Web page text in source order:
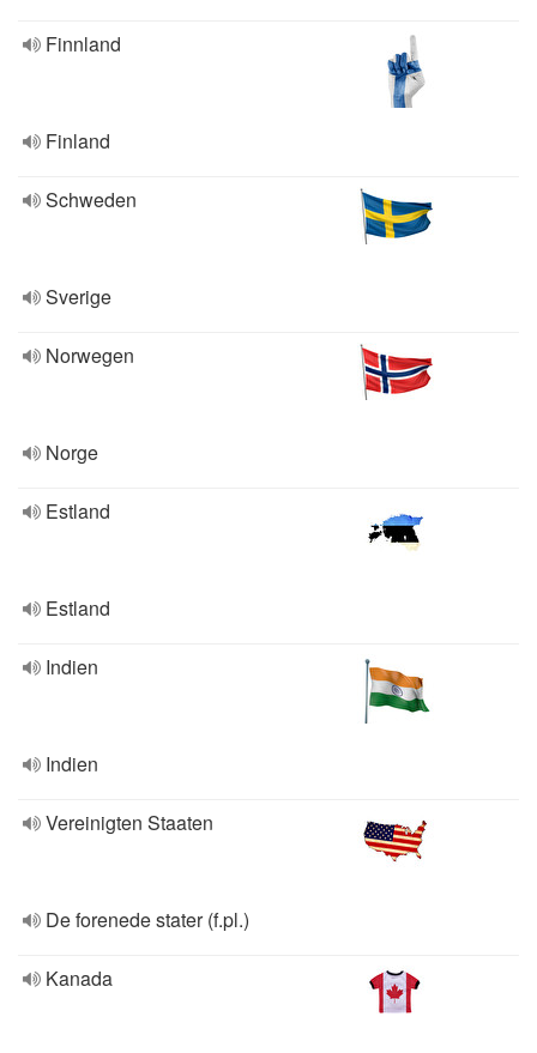
Finnland
Finland
Schweden
Sverige
Norwegen
Norge
Estland
Estland
Indien
Indien
Vereinigten Staaten
De forenede stater (f.pl.)
Kanada